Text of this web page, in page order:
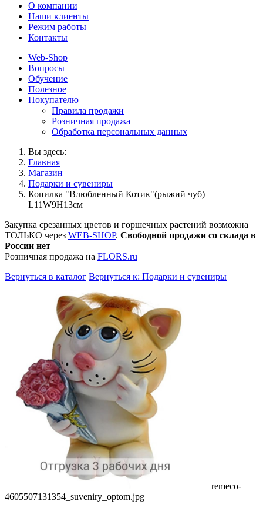
О компании
Наши клиенты
Режим работы
Контакты
Web-Shop
Вопросы
Обучение
Полезное
Покупателю
Правила продажи
Розничная продажа
Обработка персональных данных
Вы здесь:
Главная
Магазин
Подарки и сувениры
Копилка "Влюбленный Котик"(рыжий чуб)
L11W9H13см
Закупка срезанных цветов и горшечных растений возможна
ТОЛЬКО через WEB-SHOP. Свободной продажи со склада в
России нет
Розничная продажа на FLORS.ru
Вернуться в каталог Вернуться к: Подарки и сувениры
remeco-
4605507131354_suveniry_optom.jpg